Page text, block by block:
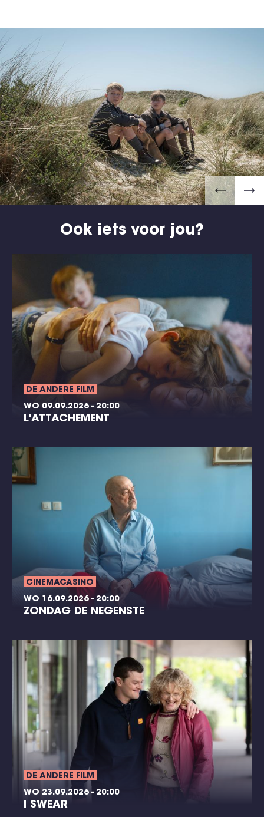
Ook iets voor jou?
DE ANDERE FILM
WO 09.09.2026 - 20:00
L'ATTACHEMENT
CINEMACASINO
WO 16.09.2026 - 20:00
ZONDAG DE NEGENSTE
DE ANDERE FILM
WO 23.09.2026 - 20:00
I SWEAR